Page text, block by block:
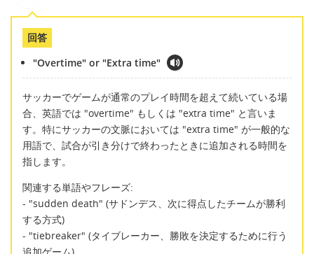
回答
"Overtime" or "Extra time"
サッカーでゲームが通常のプレイ時間を超えて続いている場
合、英語では "overtime" もしくは "extra time" と言いま
す。特にサッカーの文脈においては "extra time" が一般的な
用語で、試合が引き分けで終わったときに追加される時間を
指します。
関連する単語やフレーズ:
- "sudden death" (サドンデス、次に得点したチームが勝利
する方式)
- "tiebreaker" (タイブレーカー、勝敗を決定するために行う